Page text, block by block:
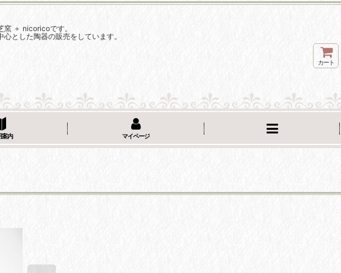
＋ nicoricoです。
とした陶器の販売をしています。
カート
案内 マイページ